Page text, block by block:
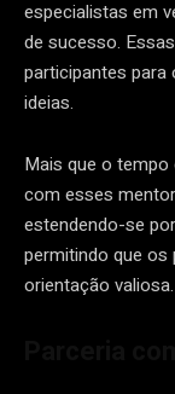
especialistas em
de sucesso.
participantes
ideias.
Mais que o
com esses
estendendo-se
permitindo que
orientação valiosa.